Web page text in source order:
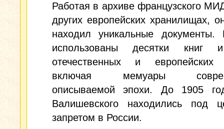
Работая в архиве французского
других европейских хранилищах,
находил уникальные
использованы десятки книг
отечественных и европейских
включая мемуары
описываемой эпохи. До 1905
Валишевского находились под
запретом в России.